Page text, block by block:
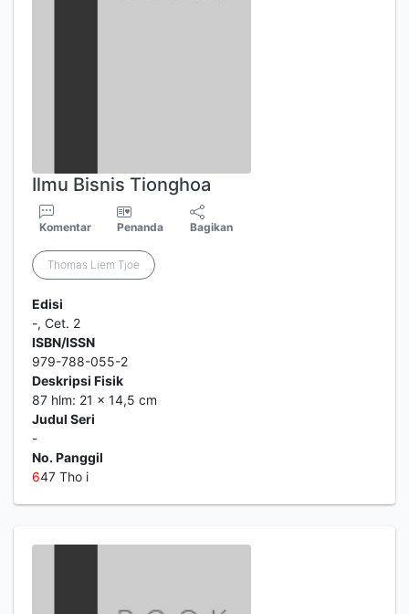
Ilmu Bisnis Tionghoa
Komentar Penanda Bagikan
Thomas Liem Tjoe
Edisi
-, Cet. 2
ISBN/ISSN
979-788-055-2
Deskripsi Fisik
87 hlm: 21 x 14,5 cm
Judul Seri
-
No. Panggil
647 Tho i